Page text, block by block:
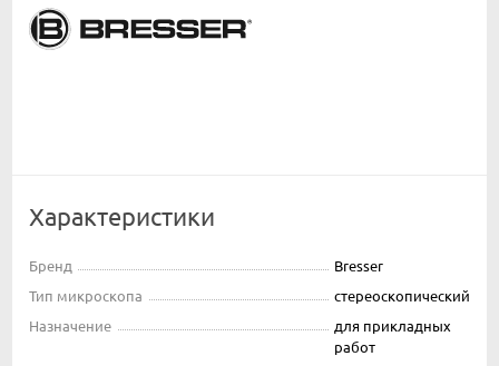
Характеристики
Бренд
Bresser
Тип микроскопа
стереоскопический
Назначение
для прикладных
работ